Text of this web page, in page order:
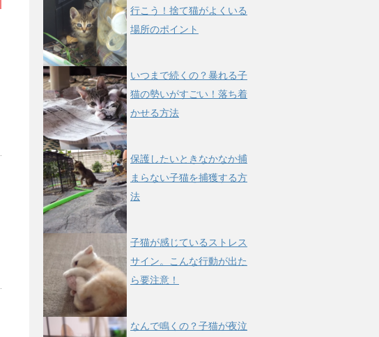
行こう！捨て猫がよくいる
場所のポイント
いつまで続くの？暴れる子
猫の勢いがすごい！落ち着
かせる方法
保護したいときなかなか捕
まらない子猫を捕獲する方
法
子猫が感じているストレス
サイン。こんな行動が出た
ら要注意！
なんで鳴くの？子猫が夜泣